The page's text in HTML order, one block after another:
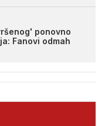
ponovno
Fanovi odmah